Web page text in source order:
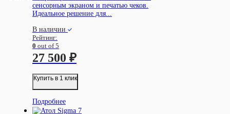
сенсорным экраном и печатью чеков.
Идеальное решение для...
В наличии
Рейтинг:
0 out of 5
27 500 ₽
Купить в 1 клик
Подробнее